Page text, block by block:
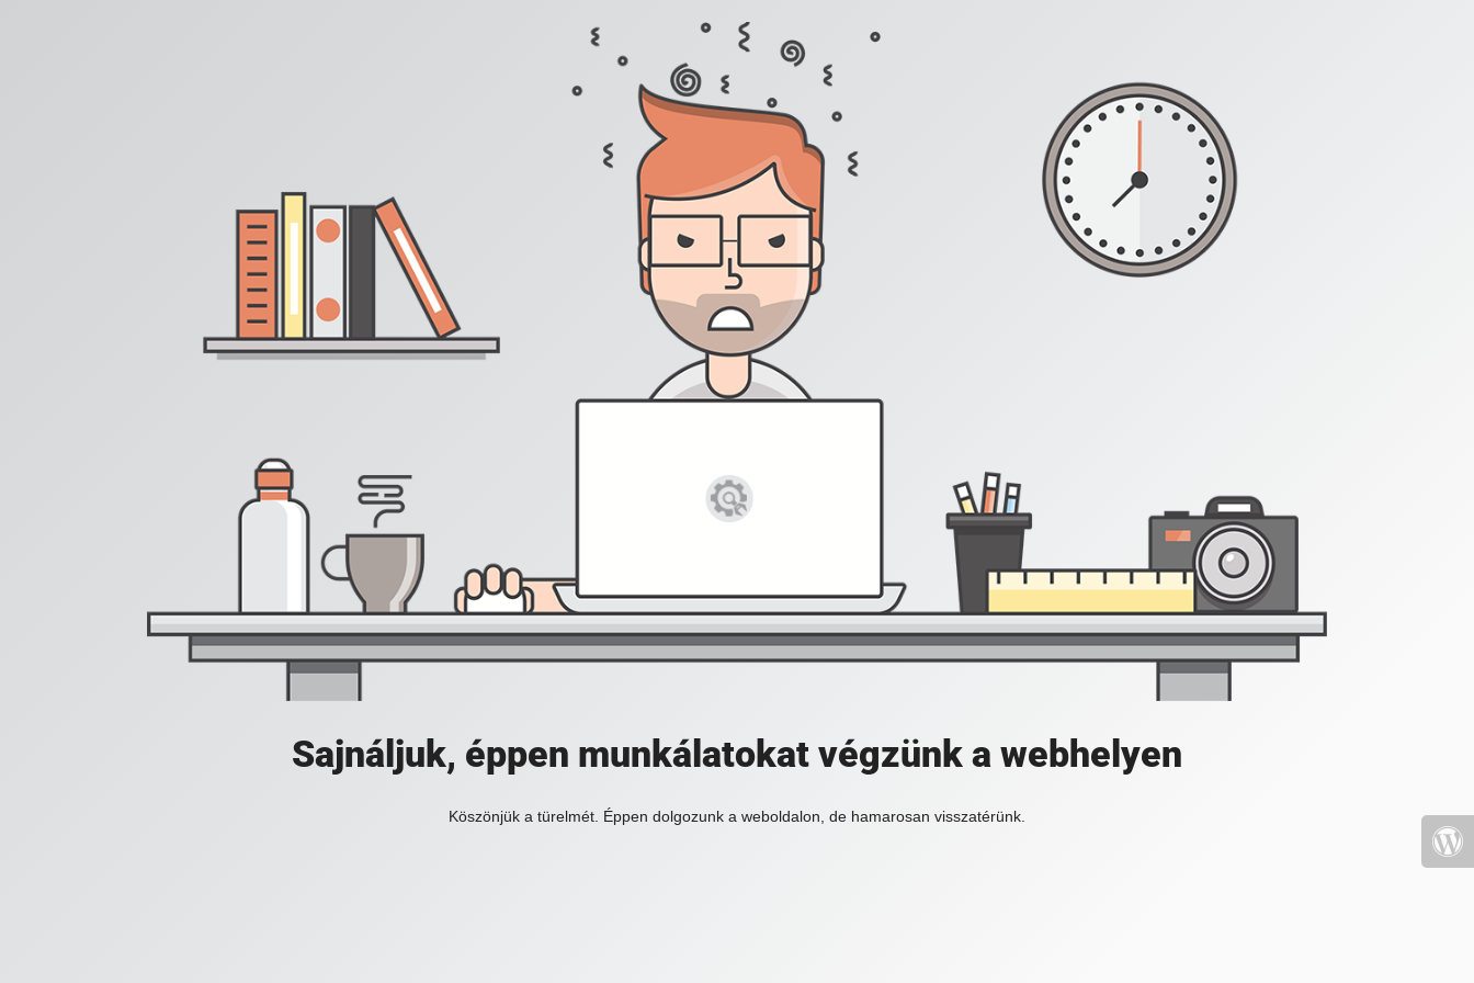
Sajnáljuk, éppen munkálatokat végzünk a webhelyen
Köszönjük a türelmét. Éppen dolgozunk a weboldalon, de hamarosan visszatérünk.